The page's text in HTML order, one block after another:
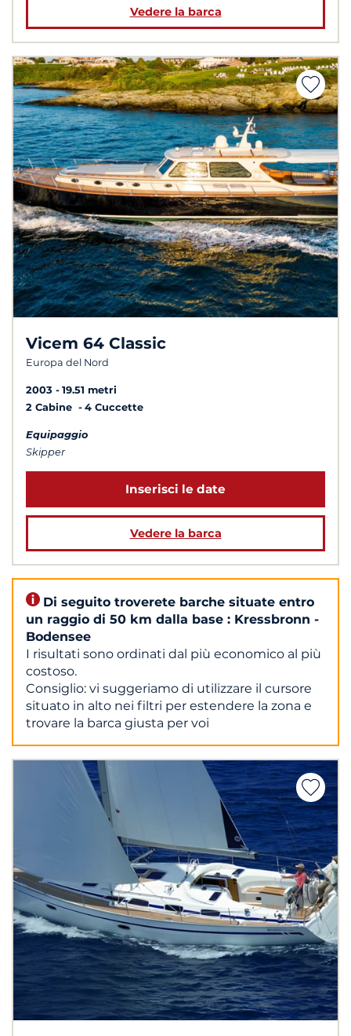
Vedere la barca
Vicem 64 Classic
Europa del Nord
2003
19.51 metri
2 Cabine
4 Cuccette
Equipaggio
Skipper
Inserisci le date
Vedere la barca
Di seguito troverete barche situate entro
un raggio di 50 km dalla base : Kressbronn -
Bodensee
I risultati sono ordinati dal più economico al più
costoso.
Consiglio: vi suggeriamo di utilizzare il cursore
situato in alto nei filtri per estendere la zona e
trovare la barca giusta per voi